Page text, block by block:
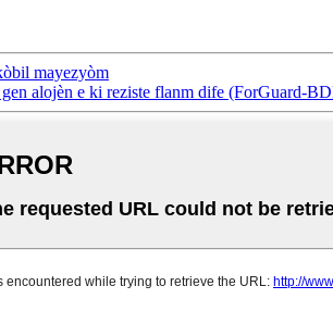
mayezyòm
alojèn e ki reziste flanm dife (ForGuard-